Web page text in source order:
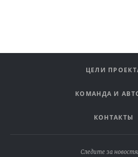
ЦЕЛИ
КОМАНДА И
КОНТАКТЫ
Следите за